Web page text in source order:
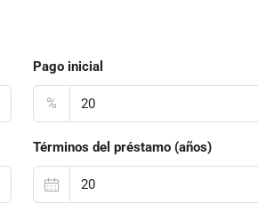
Pago inicial
%
Términos del préstamo (años)